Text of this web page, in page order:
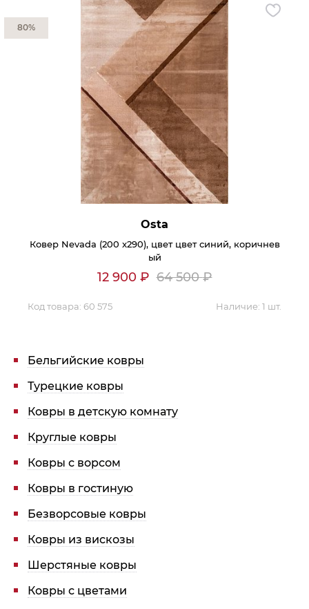
Osta
Ковер Nevada (200 x290), цвет цвет синий, коричнев
ый
12 900 ₽ 64 500₽
Код товара: 60 575 Наличие: 1 шт.
80%
Бельгийские ковры
Турецкие ковры
Ковры в детскую комнату
Круглые ковры
Ковры с ворсом
Ковры в гостиную
Безворсовые ковры
Ковры из вискозы
Шерстяные ковры
Ковры с цветами